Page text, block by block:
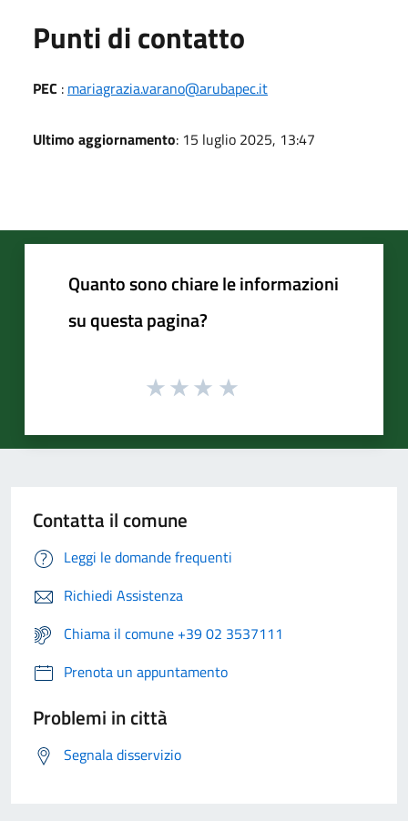
Punti di contatto
PEC : mariagrazia.varano@arubapec.it
Ultimo aggiornamento: 15 luglio 2025, 13:47
Quanto sono chiare le informazioni
su questa pagina?
Contatta il comune
Leggi le domande frequenti
Richiedi Assistenza
Chiama il comune +39 02 3537111
Prenota un appuntamento
Problemi in città
Segnala disservizio